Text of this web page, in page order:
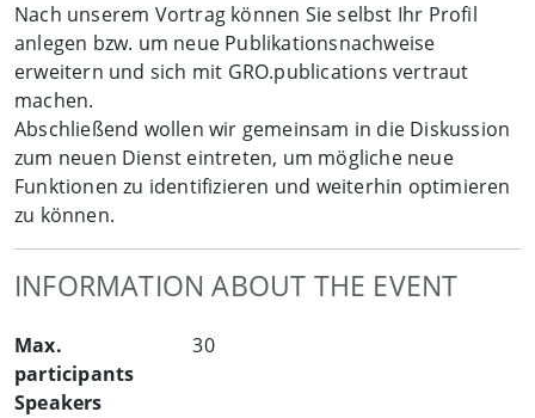
Nach unserem Vortrag können Sie selbst Ihr Profil
anlegen bzw. um neue Publikationsnachweise
erweitern und sich mit GRO.publications vertraut
machen.
Abschließend wollen wir gemeinsam in die Diskussion
zum neuen Dienst eintreten, um mögliche neue
Funktionen zu identifizieren und weiterhin optimieren
zu können.
INFORMATION ABOUT THE EVENT
Max.
participants
30
Speakers